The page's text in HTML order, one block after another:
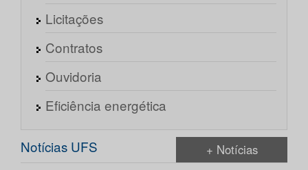
Licitações
Contratos
Ouvidoria
Eficiência energética
Notícias UFS + Notícias